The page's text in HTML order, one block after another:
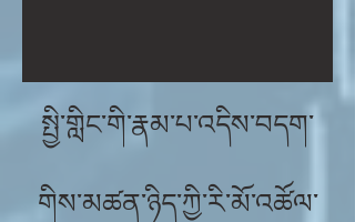
སྤྱི་གླིང་གི་རྣམ་པ་འདིས་བདག་
གིས་མཚན་ཉིད་ཀྱི་རི་མོ་འཚོལ་